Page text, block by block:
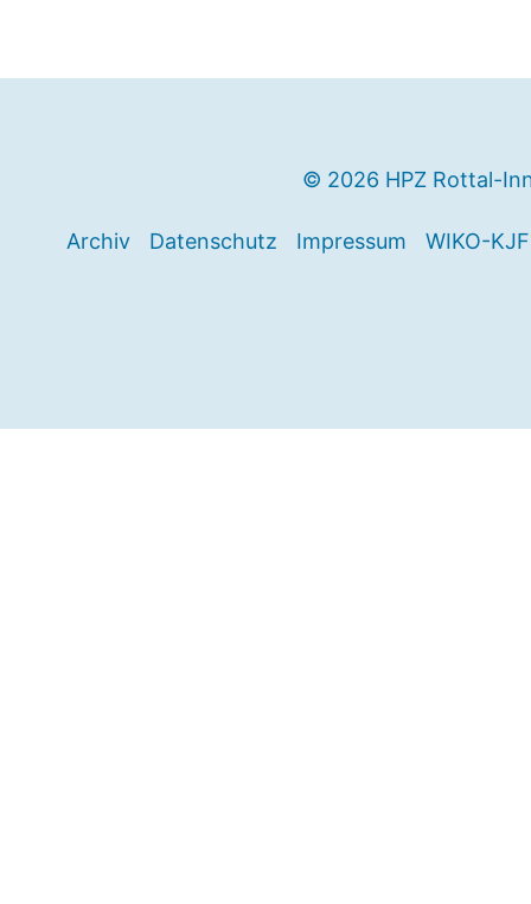
© 2026 HPZ Rottal-
Archiv Datenschutz Impressum WIKO-KJF